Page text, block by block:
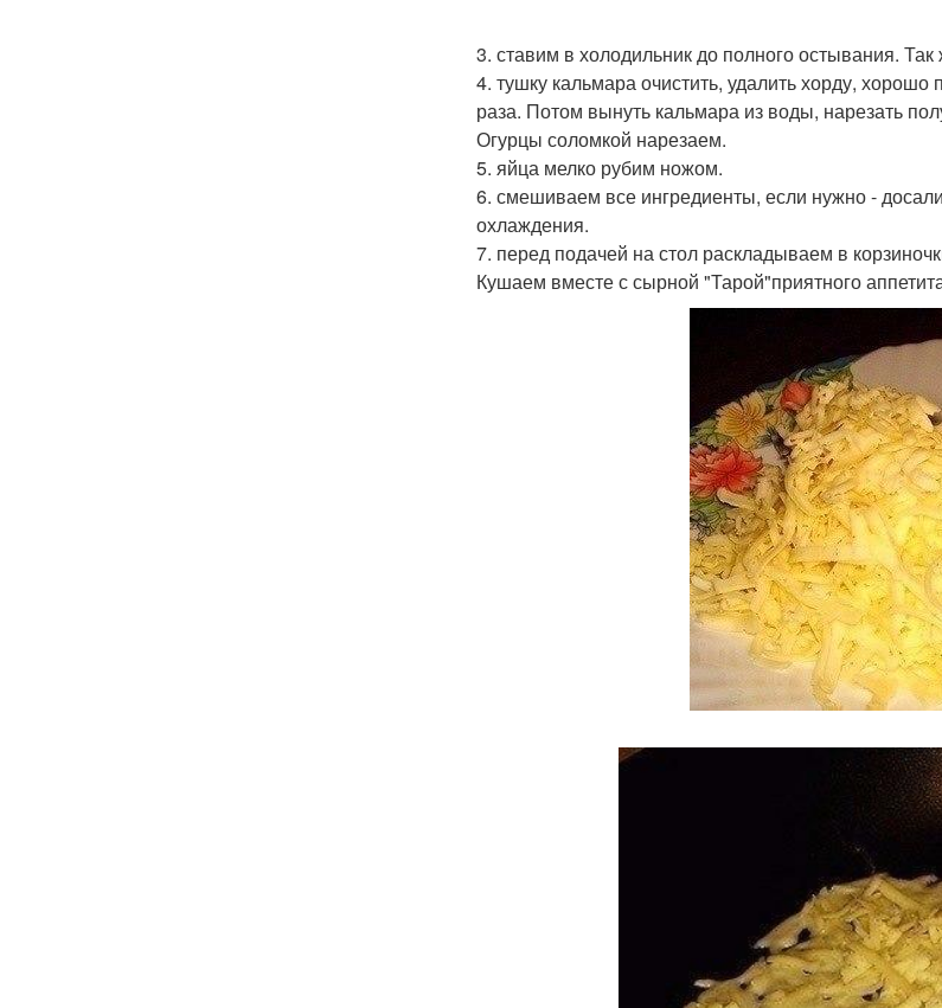
3. ставим в холодильник до полного остывания.
4. тушку кальмара очистить, удалить хорду,
раза. Потом вынуть кальмара из воды, нарезать
Огурцы соломкой нарезаем.
5. яйца мелко рубим ножом.
6. смешиваем все ингредиенты, если нужно -
охлаждения.
7. перед подачей на стол раскладываем в
Кушаем вместе с сырной "Тарой"приятного